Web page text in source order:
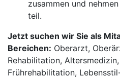
zusammen und
teil.
Jetzt suchen wir Sie als
Bereichen: Oberarzt,
Rehabilitation,
Frührehabilitation,